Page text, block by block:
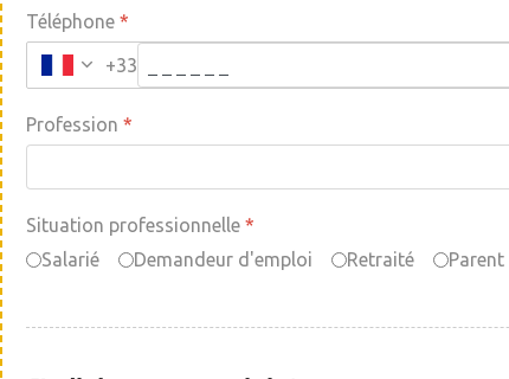
Téléphone *
+33
Profession *
Situation professionnelle *
Salarié
Demandeur d'emploi Retraité